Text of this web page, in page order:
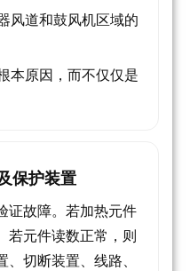
风道和鼓风机区域的
本原因，而不仅仅是
保护装置
证故障。若加热元件
若元件读数正常，则
切断装置、线路、